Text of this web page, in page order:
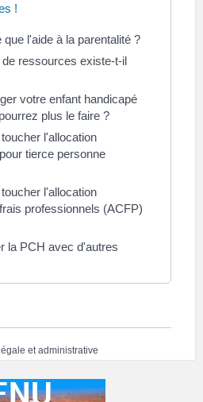
!
l'aide à la parentalité ?
ressources existe-t-il
votre enfant handicapé
plus le faire ?
l'allocation
tierce personne
l'allocation
professionnels (ACFP)
la PCH avec d'autres
et administrative